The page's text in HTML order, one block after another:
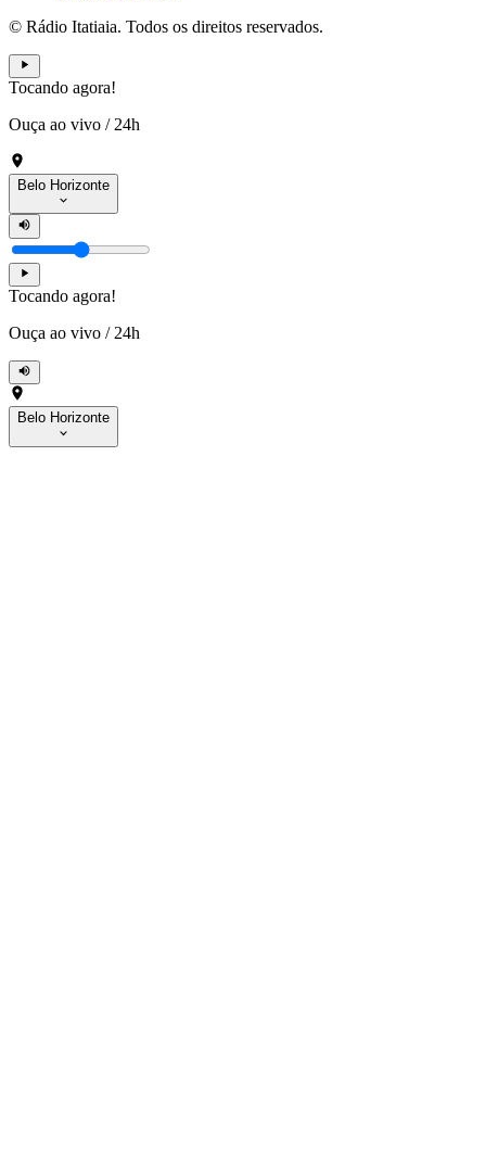
© Rádio Itatiaia. Todos os direitos reservados.
Tocando agora!
Ouça ao vivo / 24h
Belo Horizonte
Tocando agora!
Ouça ao vivo / 24h
Belo Horizonte